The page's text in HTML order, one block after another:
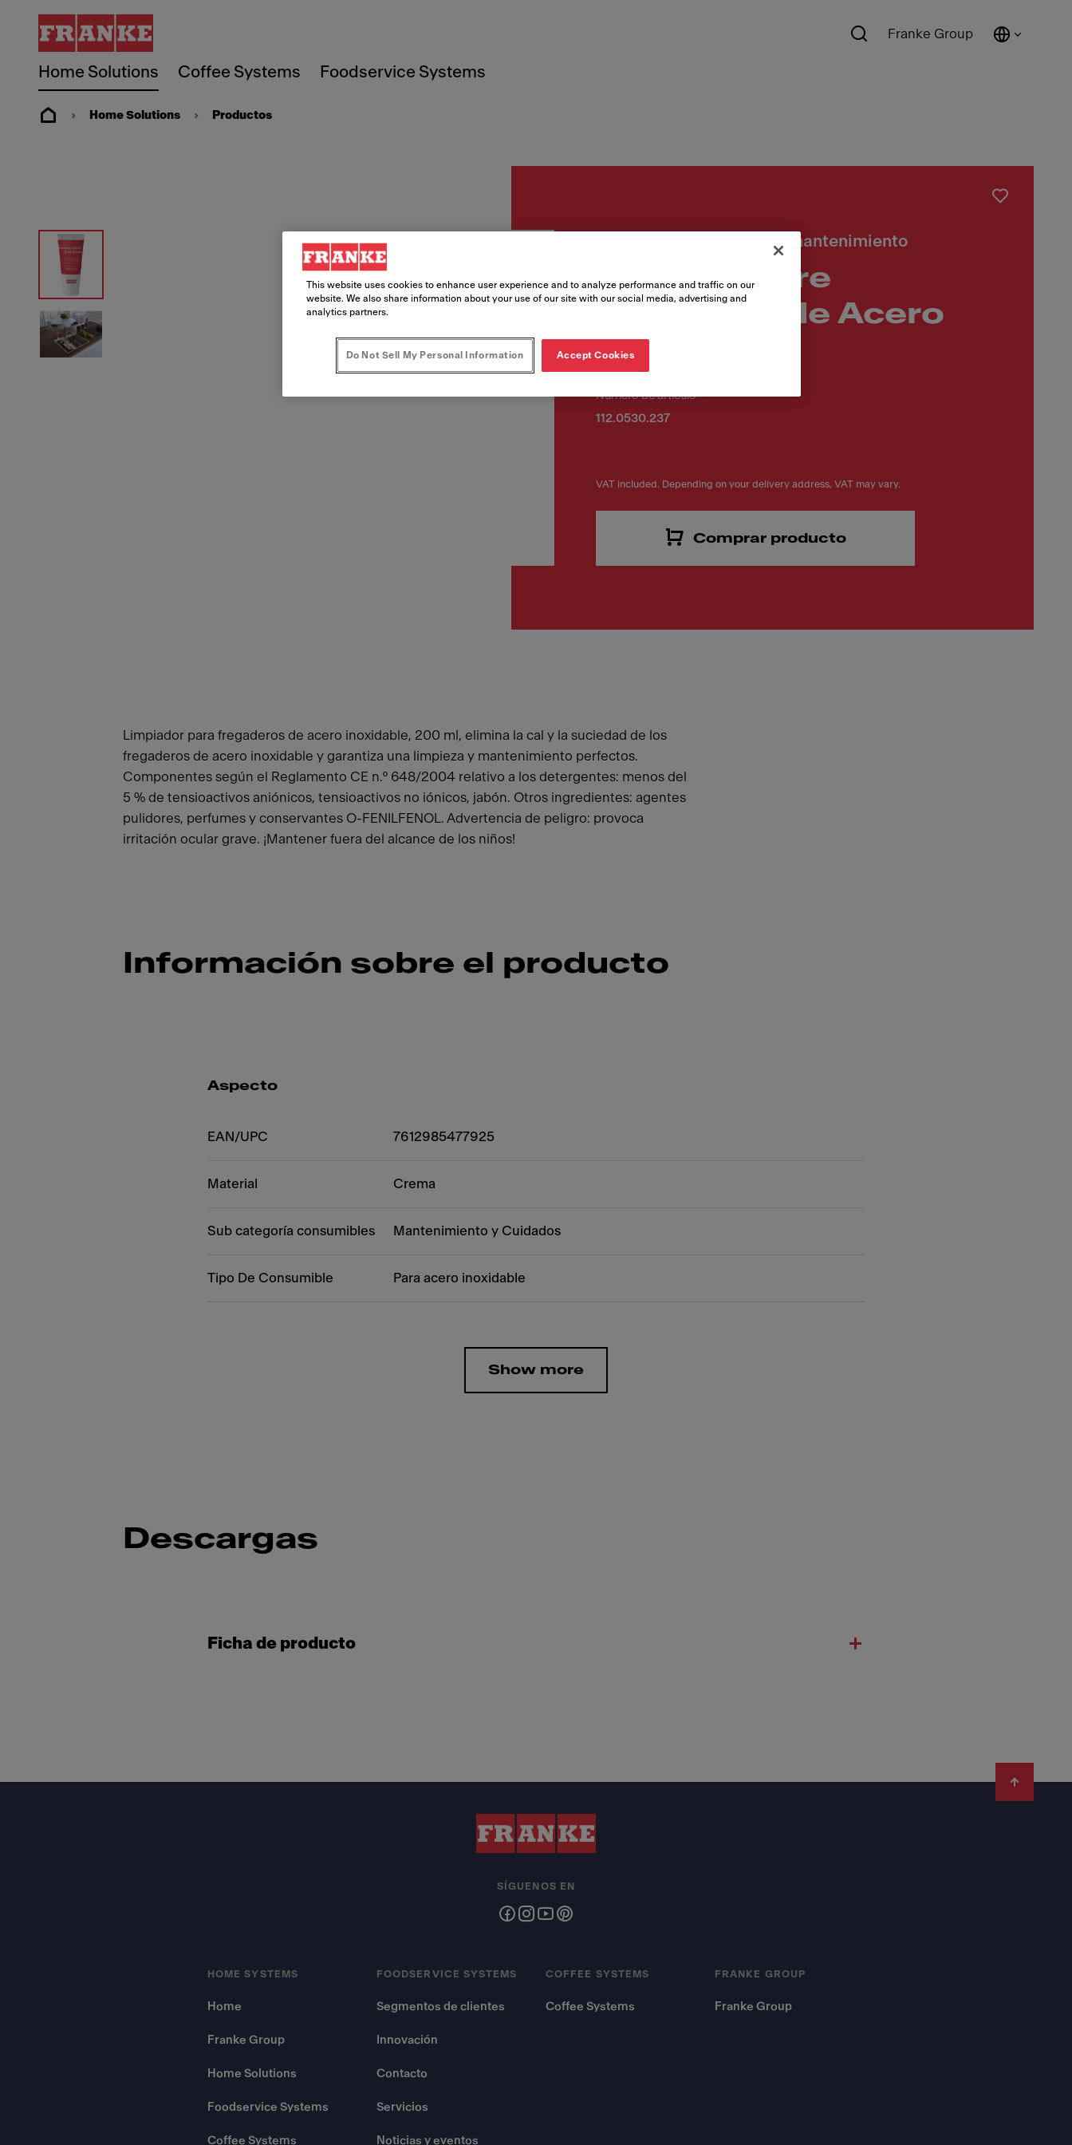
Home Solutions Coffee Systems Foodservice Systems
Franke Group
Home Solutions Productos
Productos de limpieza y mantenimiento
Kitchen Care
Limpiador de Acero
Inox
Número de artículo
112.0530.237
VAT included. Depending on your delivery address, VAT may vary.
Comprar producto
Limpiador para fregaderos de acero inoxidable, 200 ml, elimina la cal y la suciedad de los
fregaderos de acero inoxidable y garantiza una limpieza y mantenimiento perfectos.
Componentes según el Reglamento CE n.º 648/2004 relativo a los detergentes: menos del
5 % de tensioactivos aniónicos, tensioactivos no iónicos, jabón. Otros ingredientes: agentes
pulidores, perfumes y conservantes O-FENILFENOL. Advertencia de peligro: provoca
irritación ocular grave. ¡Mantener fuera del alcance de los niños!
Información sobre el producto
Aspecto
EAN/UPC 7612985477925
Material Crema
Sub categoría consumibles Mantenimiento y Cuidados
Tipo De Consumible Para acero inoxidable
Show more
Descargas
Ficha de producto
HOME SYSTEMS
Home
Franke Group
Home Solutions
Foodservice Systems
Coffee Systems
FOODSERVICE SYSTEMS
Segmentos de clientes
Innovación
Contacto
Servicios
Noticias y eventos
COFFEE SYSTEMS
Coffee Systems
FRANKE GROUP
Franke Group
SÍGUENOS EN
This website uses cookies to enhance user experience and to analyze performance and traffic on our
website. We also share information about your use of our site with our social media, advertising and
analytics partners.
Do Not Sell My Personal Information Accept Cookies